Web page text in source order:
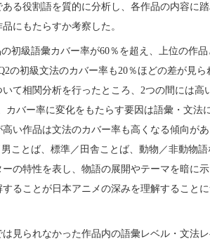
る役割語を質的に分析し、各作品の内容に
にもたらすか考察した。
初級語彙カバー率が60％を超え、上位の作
の初級文法のカバー率も20％ほどの差が見
て相関分析を行ったところ、2つの間には高
カバー率に変化をもたらす要因は語彙・文法
い作品は文法のカバー率も高くなる傾向があ
ことば、標準／田舎ことば、動物／非動物語
の特性を表し、物語の展開やテーマを暗に
ることが日本アニメの深みを理解すること
見られなかった作品内の語彙レベル・文法